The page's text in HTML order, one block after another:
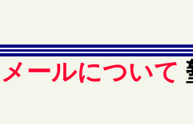
メールについて